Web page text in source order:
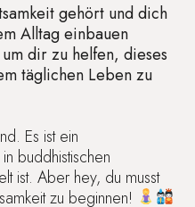
gehört und dich
Alltag einbauen
dir zu helfen, dieses
täglichen Leben zu
Es ist ein
buddhistischen
ist. Aber hey, du musst
zu beginnen!